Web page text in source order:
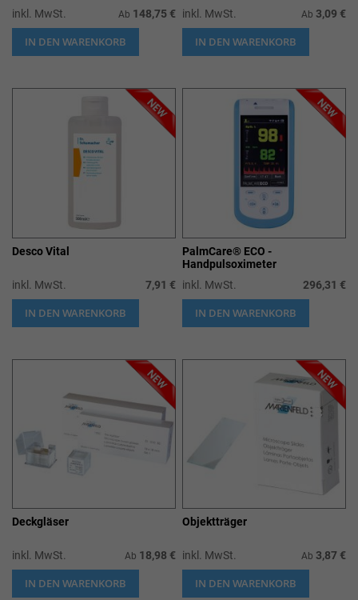
inkl. MwSt.
Ab 148,75 €
IN DEN WARENKORB
inkl. MwSt.
Ab 3,09 €
IN DEN WARENKORB
Desco Vital
inkl. MwSt. 7,91 €
IN DEN WARENKORB
PalmCare® ECO -
Handpulsoximeter
inkl. MwSt.
296,31 €
IN DEN WARENKORB
Deckgläser
inkl. MwSt. Ab 18,98 €
IN DEN WARENKORB
Objektträger
inkl. MwSt. Ab 3,87 €
IN DEN WARENKORB